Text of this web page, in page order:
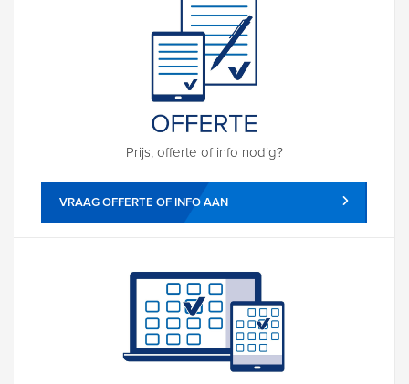
Prijs, offerte of info nodig?
VRAAG OFFERTE OF INFO AAN